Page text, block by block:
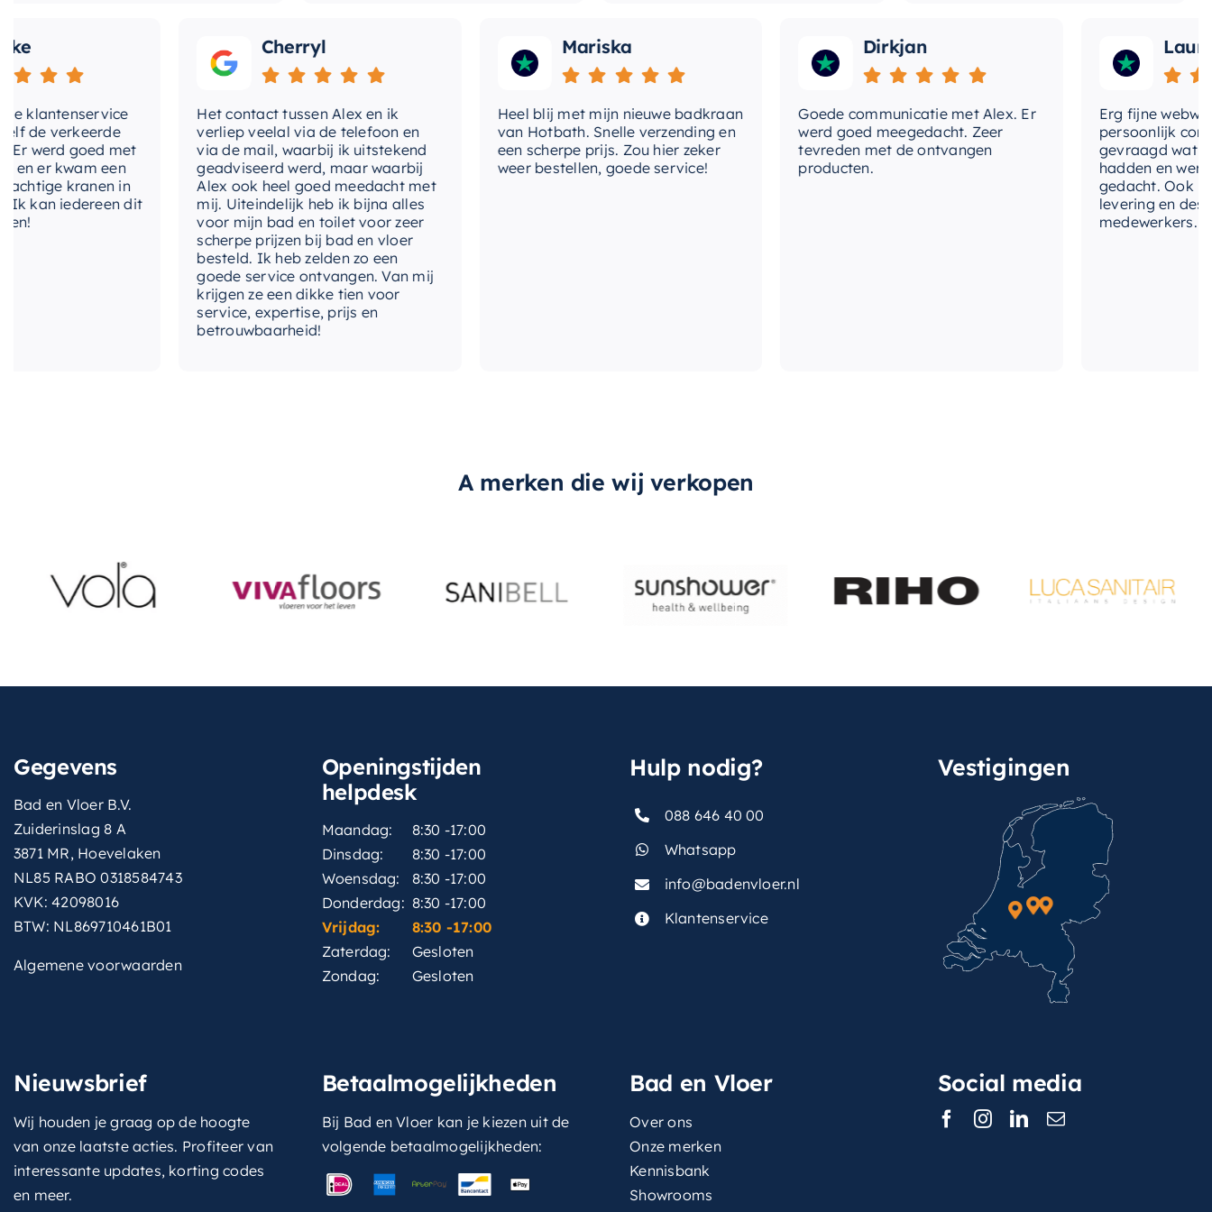
verkeerde
goed met
kwam een
kranen in
iedereen dit
Cherryl
Het contact tussen Alex en ik
verliep veelal via de telefoon en
via de mail, waarbij ik uitstekend
geadviseerd werd, maar waarbij
Alex ook heel goed meedacht met
mij. Uiteindelijk heb ik bijna alles
voor mijn bad en toilet voor zeer
scherpe prijzen bij bad en vloer
besteld. Ik heb zelden zo een
goede service ontvangen. Van mij
krijgen ze een dikke tien voor
service, expertise, prijs en
betrouwbaarheid!
Mariska
Heel blij met mijn nieuwe badkraan
van Hotbath. Snelle verzending en
een scherpe prijs. Zou hier zeker
weer bestellen, goede service!
Dirkjan
Goede communicatie met Alex. Er
werd goed meegedacht. Zeer
tevreden met de ontvangen
producten.
Laura
Erg fijne webwinkel,
persoonlijk contact
gevraagd wat we
hadden en werd
gedacht. Ook in de
levering en
medewerkers. Wij
A merken die wij verkopen
Gegevens
Bad en Vloer B.V.
Zuiderinslag 8 A
3871 MR, Hoevelaken
NL85 RABO 0318584743
KVK: 42098016
BTW: NL869710461B01
Algemene voorwaarden
Openingstijden
helpdesk
Maandag:
8:30 -17:00
Dinsdag:
8:30 -17:00
Woensdag:
8:30 -17:00
Donderdag: 8:30 -17:00
Vrijdag:
8:30 -17:00
Zaterdag:
Gesloten
Zondag:
Gesloten
Hulp nodig?
088 646 40 00
Whatsapp
info@badenvloer.nl
Klantenservice
Vestigingen
Nieuwsbrief
Wij houden je graag op de hoogte
van onze laatste acties. Profiteer van
interessante updates, korting codes
en meer.
Betaalmogelijkheden
Bij Bad en Vloer kan je kiezen uit de
volgende betaalmogelijkheden:
Bad en Vloer
Over ons
Onze merken
Kennisbank
Showrooms
Social media